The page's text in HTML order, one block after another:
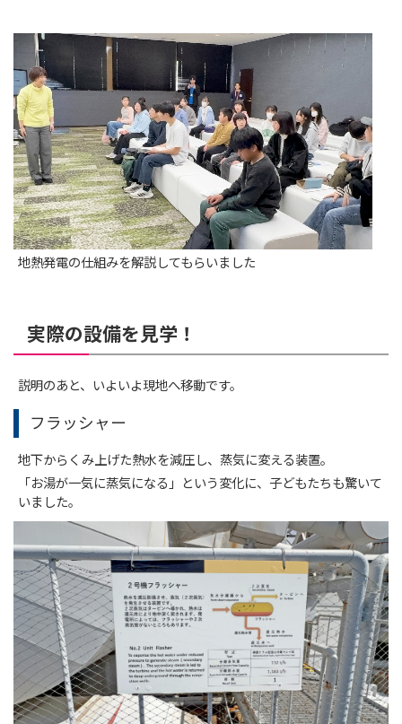
地熱発電の仕組みを解説してもらいました
実際の設備を見学！
説明のあと、いよいよ現地へ移動です。
フラッシャー
地下からくみ上げた熱水を減圧し、蒸気に変える装置。
「お湯が一気に蒸気になる」という変化に、子どもたちも驚いて
いました。